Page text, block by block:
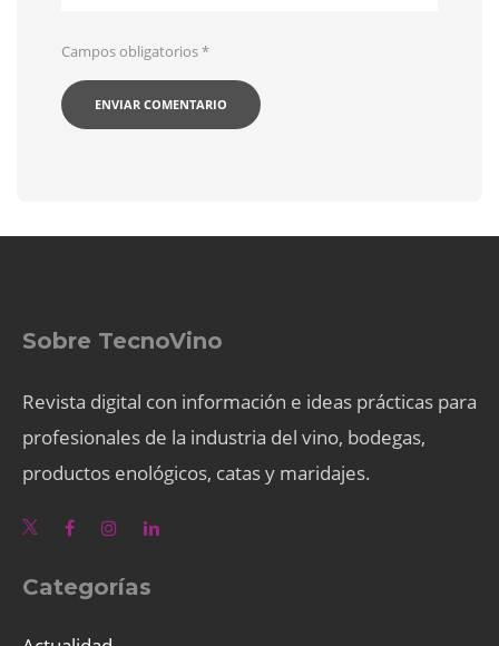
Campos obligatorios*
Sobre TecnoVino
Revista digital con información e ideas prácticas para
profesionales de la industria del vino, bodegas,
productos enológicos, catas y maridajes.
Categorías